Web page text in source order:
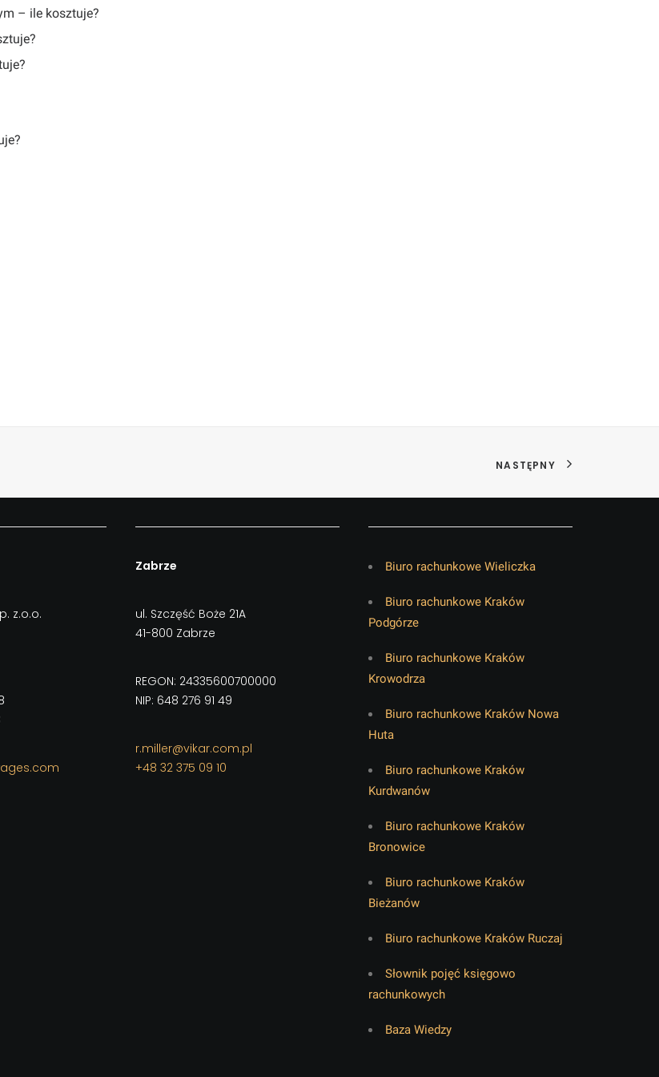
– ile kosztuje?
NASTĘPNY
z.o.o.
Zabrze
ul. Szczęść Boże 21A
41-800 Zabrze
REGON: 24335600700000
NIP: 648 276 91 49
r.miller@vikar.com.pl
+48 32 375 09 10
Biuro rachunkowe Wieliczka
Biuro rachunkowe Kraków
Podgórze
Biuro rachunkowe Kraków
Krowodrza
Biuro rachunkowe Kraków Nowa
Huta
Biuro rachunkowe Kraków
Kurdwanów
Biuro rachunkowe Kraków
Bronowice
Biuro rachunkowe Kraków
Bieżanów
Biuro rachunkowe Kraków Ruczaj
Słownik pojęć księgowo
rachunkowych
Baza Wiedzy